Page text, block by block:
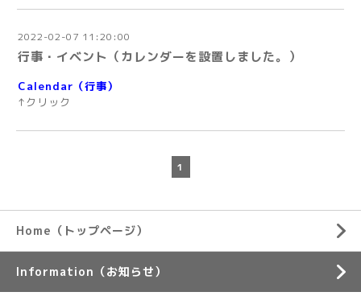
2022-02-07 11:20:00
行事・イベント（カレンダーを設置しました。）
Calendar（行事）
↑クリック
1
Home（トップページ）
Information（お知らせ）